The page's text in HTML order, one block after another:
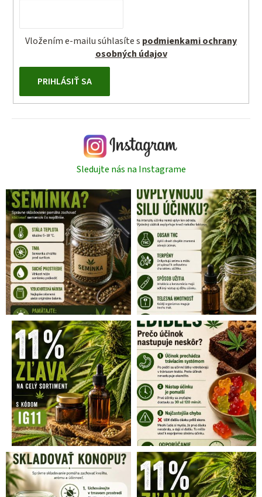
Vložením e-mailu súhlasíte s podmienkami ochrany
osobných údajov
PRIHLÁSIŤ SA
Sledujte nás na Instagrame